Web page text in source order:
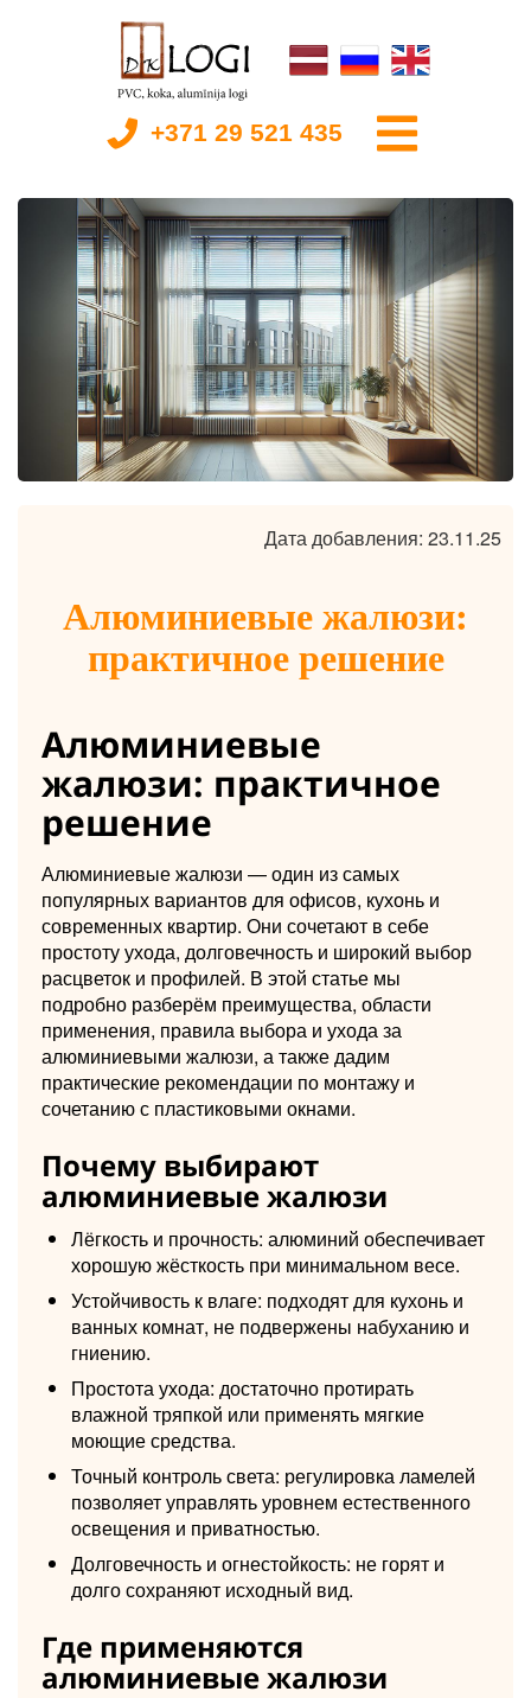
+371 29 521 435
Дата добавления: 23.11.25
Алюминиевые жалюзи:
практичное решение
Алюминиевые
жалюзи: практичное
решение
Алюминиевые жалюзи — один из самых
популярных вариантов для офисов, кухонь и
современных квартир. Они сочетают в себе
простоту ухода, долговечность и широкий выбор
расцветок и профилей. В этой статье мы
подробно разберём преимущества, области
применения, правила выбора и ухода за
алюминиевыми жалюзи, а также дадим
практические рекомендации по монтажу и
сочетанию с пластиковыми окнами.
Почему выбирают
алюминиевые жалюзи
Лёгкость и прочность: алюминий обеспечивает
хорошую жёсткость при минимальном весе.
Устойчивость к влаге: подходят для кухонь и
ванных комнат, не подвержены набуханию и
гниению.
Простота ухода: достаточно протирать
влажной тряпкой или применять мягкие
моющие средства.
Точный контроль света: регулировка ламелей
позволяет управлять уровнем естественного
освещения и приватностью.
Долговечность и огнестойкость: не горят и
долго сохраняют исходный вид.
Где применяются
алюминиевые жалюзи